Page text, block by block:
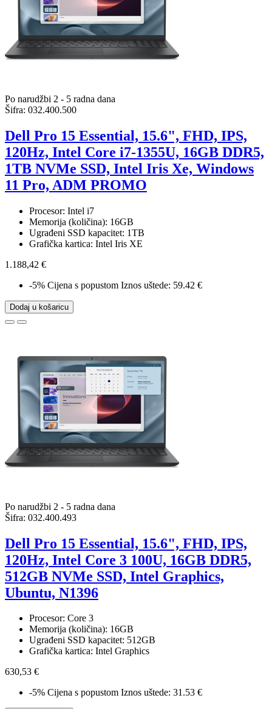
Po narudžbi 2 - 5 radna dana
Šifra: 032.400.500
Dell Pro 15 Essential, 15.6", FHD, IPS,
120Hz, Intel Core i7-1355U, 16GB DDR5,
1TB NVMe SSD, Intel Iris Xe, Windows
11 Pro, ADM PROMO
Procesor: Intel i7
Memorija (količina): 16GB
Ugrađeni SSD kapacitet: 1TB
Grafička kartica: Intel Iris XE
1.188,42 €
-5% Cijena s popustom Iznos uštede: 59.42 €
Dodaj u košaricu
Po narudžbi 2 - 5 radna dana
Šifra: 032.400.493
Dell Pro 15 Essential, 15.6", FHD, IPS,
120Hz, Intel Core 3 100U, 16GB DDR5,
512GB NVMe SSD, Intel Graphics,
Ubuntu, N1396
Procesor: Core 3
Memorija (količina): 16GB
Ugrađeni SSD kapacitet: 512GB
Grafička kartica: Intel Graphics
630,53 €
-5% Cijena s popustom Iznos uštede: 31.53 €